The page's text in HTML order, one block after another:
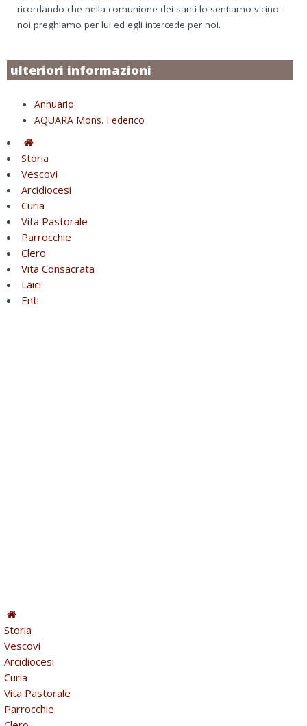
ricordando che nella comunione dei santi lo sentiamo vicino:
noi preghiamo per lui ed egli intercede per noi.
ulteriori informazioni
Annuario
AQUARA Mons. Federico
Storia
Vescovi
Arcidiocesi
Curia
Vita Pastorale
Parrocchie
Clero
Vita Consacrata
Laici
Enti
Storia
Vescovi
Arcidiocesi
Curia
Vita Pastorale
Parrocchie